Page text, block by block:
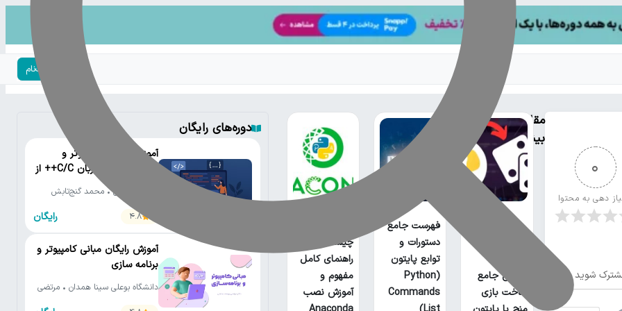
ورود | ثبت‌نام
0
دهی به محتوا
شوید
مقالات
بیشتر
آموزش جامع
ساخت بازی
فهرست جامع
دستورات و
توابع پایتون
(Python
Commands
چیست؟
راهنمای کامل
مفهوم و
آموزش نصب
دوره‌های رایگان
آموزش رایگان کامپیوتر و
برنامه‌نویسی به زبان C/C++ از
مقدماتی تا پیشرفته
دانشگاه تهران • محمد گنج‌تابش
4.8
رایگان
آموزش رایگان مبانی کامپیوتر و
برنامه سازی
دانشگاه بوعلی سینا همدان • مرتضی